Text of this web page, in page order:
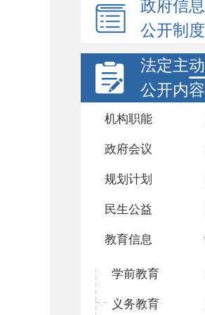
政府信息
公开制度
法定主动
公开内容
机构职能
政府会议
规划计划
民生公益
教育信息
学前教育
义务教育